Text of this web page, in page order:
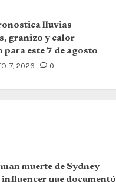
lluvias
granizo y calor
para este 7 de agosto
7, 2026 0
muerte de Sydney
influencer que documentó